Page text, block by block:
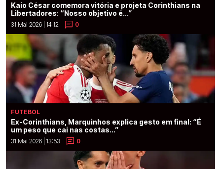
Kaio César comemora vitória e projeta Corinthians na
Libertadores: “Nosso objetivo é...”
31 Mai 2026 | 14:12 0
FUTEBOL
Ex-Corinthians, Marquinhos explica gesto em final: “É
um peso que cai nas costas...”
31 Mai 2026 | 13:53 0